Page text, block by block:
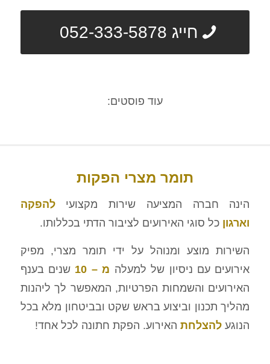
חייג 052-333-5878
עוד פוסטים:
תומר מצרי הפקות
הינה חברה המציעה שירות מקצועילהפקה
וארגון כל סוגי האירועים לציבור הדתי בכללותו.
השירות מוצע ומנוהל על ידי תומר מצרי, מפיק
אירועים עם ניסיון של למעלה מ – 10
שנים בענף
האירועים והשמחות הפרטיות, המאפשר לך ליהנות
מהליך תכנון וביצוע בראש שקט ובביטחון מלא בכל
הנוגע להצלחת האירוע. הפקת חתונה לכל אחד!